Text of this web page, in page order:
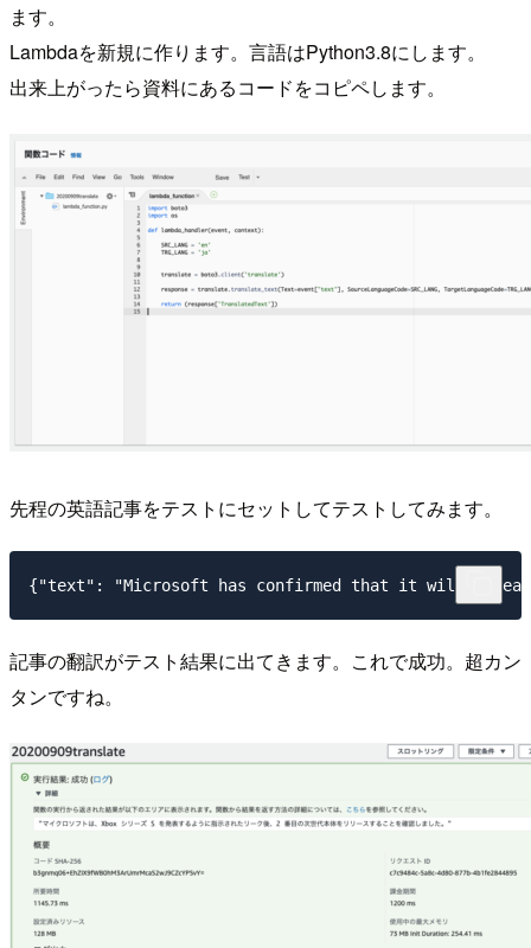
ます。
Lambdaを新規に作ります。言語はPython3.8にします。
出来上がったら資料にあるコードをコピペします。
先程の英語記事をテストにセットしてテストしてみます。
記事の翻訳がテスト結果に出てきます。これで成功。超カン
タンですね。